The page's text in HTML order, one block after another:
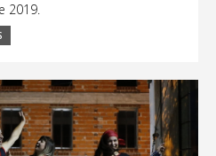
2019.